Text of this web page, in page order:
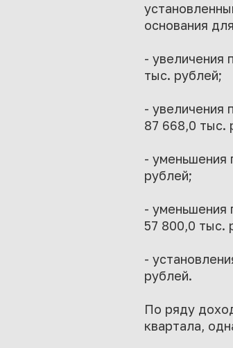
основания
- увеличения
тыс. рублей;
- увеличения
87 668,0 тыс.
- уменьшения
рублей;
- уменьшения
57 800,0 тыс.
-
рублей.
По ряду
квартала,